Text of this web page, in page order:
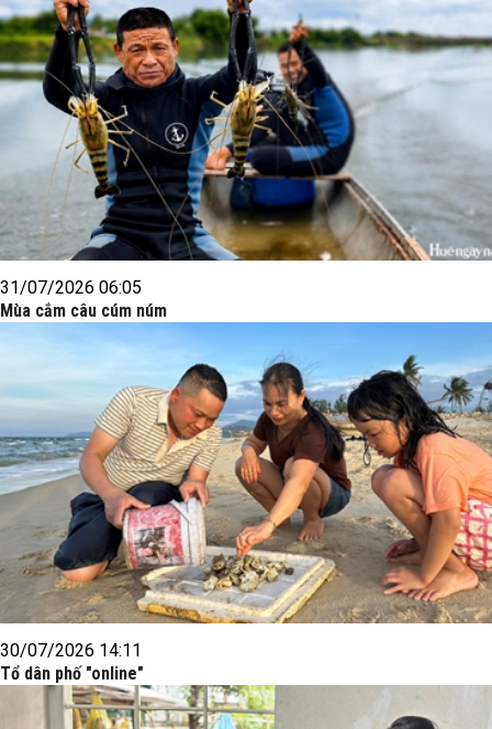
31/07/2026 06:05
Mùa cắm câu cúm núm
30/07/2026 14:11
Tổ dân phố "online"